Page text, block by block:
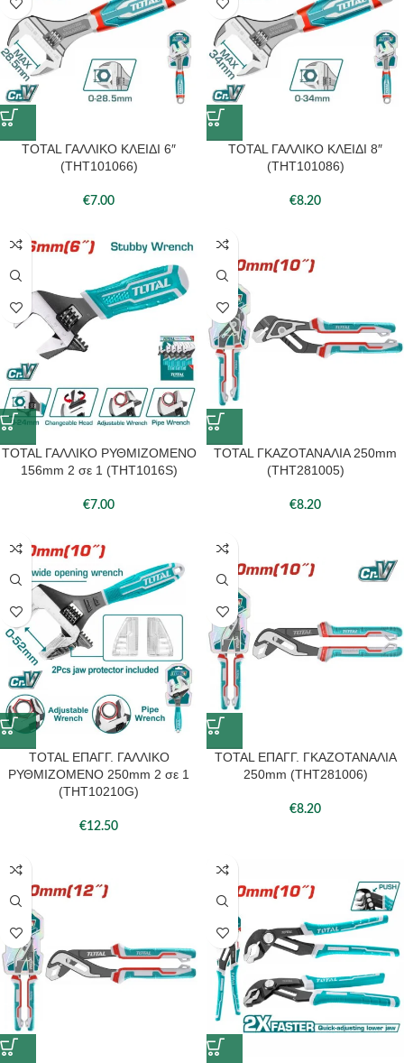
TOTAL ΓΑΛΛΙΚΟ ΚΛΕΙΔΙ 6″
(THT101066)
€7.00
TOTAL ΓΑΛΛΙΚΟ ΚΛΕΙΔΙ 8″
(THT101086)
€8.20
TOTAL ΓΑΛΛΙΚΟ ΡΥΘΜΙΖΟΜΕΝΟ
156mm 2 σε 1 (THT1016S)
€7.00
TOTAL ΓΚΑΖΟΤΑΝΑΛΙΑ 250mm
(THT281005)
€8.20
TOTAL ΕΠΑΓΓ. ΓΑΛΛΙΚΟ
ΡΥΘΜΙΖΟΜΕΝΟ 250mm 2 σε 1
(THT10210G)
€12.50
TOTAL ΕΠΑΓΓ. ΓΚΑΖΟΤΑΝΑΛΙΑ
250mm (THT281006)
€8.20